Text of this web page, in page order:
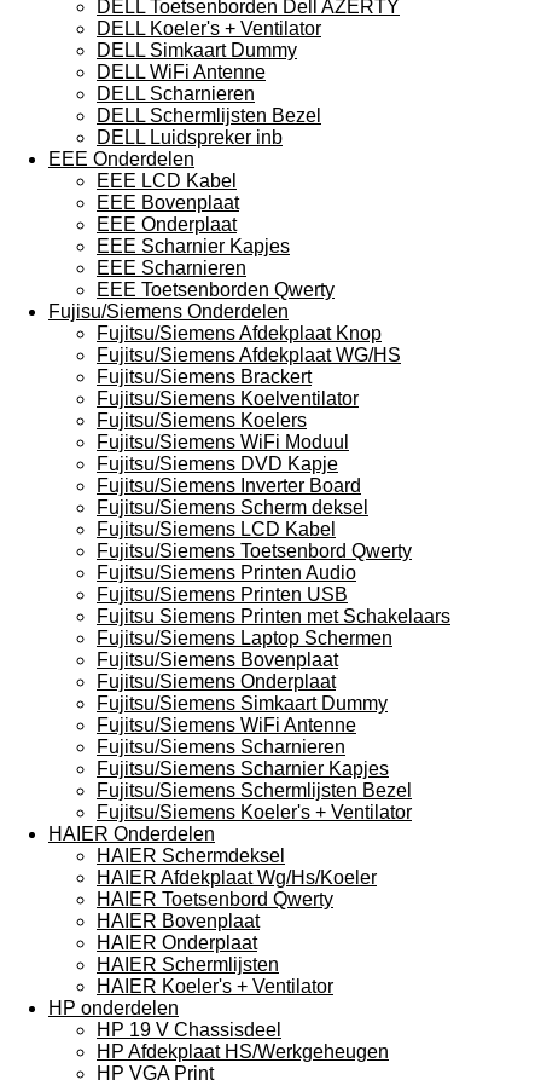
DELL Toetsenborden Dell AZERTY
DELL Koeler's + Ventilator
DELL Simkaart Dummy
DELL WiFi Antenne
DELL Scharnieren
DELL Schermlijsten Bezel
DELL Luidspreker inb
EEE Onderdelen
EEE LCD Kabel
EEE Bovenplaat
EEE Onderplaat
EEE Scharnier Kapjes
EEE Scharnieren
EEE Toetsenborden Qwerty
Fujisu/Siemens Onderdelen
Fujitsu/Siemens Afdekplaat Knop
Fujitsu/Siemens Afdekplaat WG/HS
Fujitsu/Siemens Brackert
Fujitsu/Siemens Koelventilator
Fujitsu/Siemens Koelers
Fujitsu/Siemens WiFi Moduul
Fujitsu/Siemens DVD Kapje
Fujitsu/Siemens Inverter Board
Fujitsu/Siemens Scherm deksel
Fujitsu/Siemens LCD Kabel
Fujitsu/Siemens Toetsenbord Qwerty
Fujitsu/Siemens Printen Audio
Fujitsu/Siemens Printen USB
Fujitsu Siemens Printen met Schakelaars
Fujitsu/Siemens Laptop Schermen
Fujitsu/Siemens Bovenplaat
Fujitsu/Siemens Onderplaat
Fujitsu/Siemens Simkaart Dummy
Fujitsu/Siemens WiFi Antenne
Fujitsu/Siemens Scharnieren
Fujitsu/Siemens Scharnier Kapjes
Fujitsu/Siemens Schermlijsten Bezel
Fujitsu/Siemens Koeler's + Ventilator
HAIER Onderdelen
HAIER Schermdeksel
HAIER Afdekplaat Wg/Hs/Koeler
HAIER Toetsenbord Qwerty
HAIER Bovenplaat
HAIER Onderplaat
HAIER Schermlijsten
HAIER Koeler's + Ventilator
HP onderdelen
HP 19 V Chassisdeel
HP Afdekplaat HS/Werkgeheugen
HP VGA Print